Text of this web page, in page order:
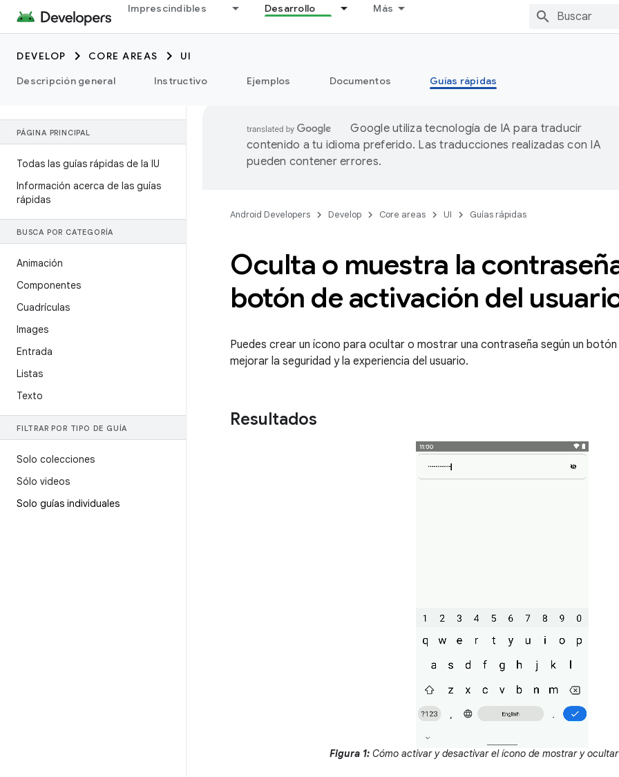
Imprescindibles Desarrollo Más
DEVELOP CORE AREAS
UI
Descripción general
Instructivo Ejemplos Documentos Guías rápidas
PÁGINA PRINCIPAL
Todas las guías rápidas de la IU
Información acerca de las guías
rápidas
BUSCA POR CATEGORÍA
Animación
Componentes
Cuadrículas
Images
Entrada
Listas
Texto
FILTRAR POR TIPO DE GUÍA
Solo colecciones
Sólo videos
Solo guías individuales
Google utiliza tecnología de IA para traducir
contenido a tu idioma preferido. Las traducciones realizadas con IA
pueden contener errores.
Android Developers Develop Core areas UI Guías rápidas
Oculta o muestra la
botón de activación del
Puedes crear un ícono para ocultar o mostrar una contraseña según un
mejorar la seguridad y la experiencia del usuario.
Resultados
Figura 1: Cómo activar y desactivar el ícono de mostrar y